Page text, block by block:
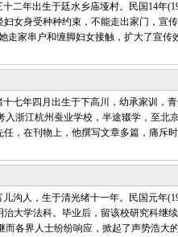
年出生于廷水乡庙垭村。民国14年
女身受种种约束，不能走出家门，宣
走家串户和缠脚妇女接触，扩大了宣
七年四月出生于下高川，幼承家训，
入浙江杭州蚕业学校，半途辍学，至
，在刊物上，他撰写文章多篇，痛斥
沟人，生于清光绪十一年。民国元年
大学法科。毕业后，留该校研究科继
而各界人士纷纷响应，掀起了声势浩